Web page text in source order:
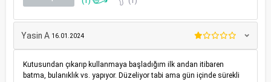
Yasin A 16.01.2024
Kutusundan çıkarıp kullanmaya başladığım ilk andan itibaren
batma, bulanıklık vs. yapıyor. Düzeliyor tabi ama gün içinde sürekli